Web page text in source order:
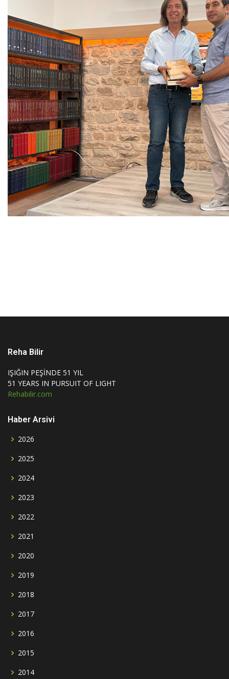
Reha Bilir
IŞIĞIN PEŞİNDE 51 YIL
51 YEARS IN PURSUIT OF LIGHT
Rehabilir.com
Haber Arsivi
2026
2025
2024
2023
2022
2021
2020
2019
2018
2017
2016
2015
2014